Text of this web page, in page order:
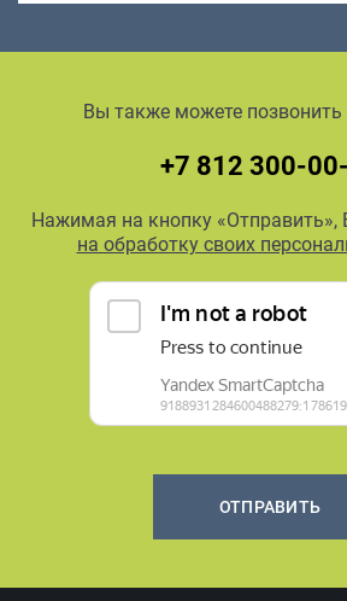
Вы также можете позвонить
+7 812 300-
Нажимая на кнопку «Отправить»,
на обработку своих
ОТПРАВИТЬ